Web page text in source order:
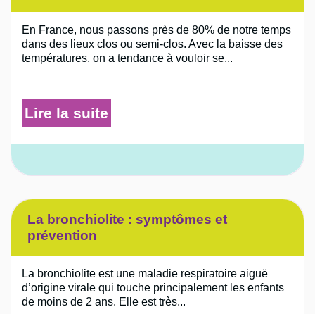
En France, nous passons près de 80% de notre temps
dans des lieux clos ou semi-clos. Avec la baisse des
températures, on a tendance à vouloir se...
Lire la suite
La bronchiolite : symptômes et
prévention
La bronchiolite est une maladie respiratoire aiguë
d’origine virale qui touche principalement les enfants
de moins de 2 ans. Elle est très...